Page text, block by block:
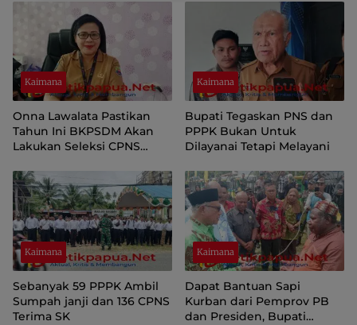
Kaimana
Onna Lawalata Pastikan
Tahun Ini BKPSDM Akan
Lakukan Seleksi CPNS
Kaimana
Bupati Tegaskan PNS dan
PPPK Bukan Untuk
Dilayanai Tetapi Melayani
Kaimana
Sebanyak 59 PPPK Ambil
Sumpah janji dan 136 CPNS
Terima SK
Kaimana
Dapat Bantuan Sapi
Kurban dari Pemprov PB
dan Presiden, Bupati